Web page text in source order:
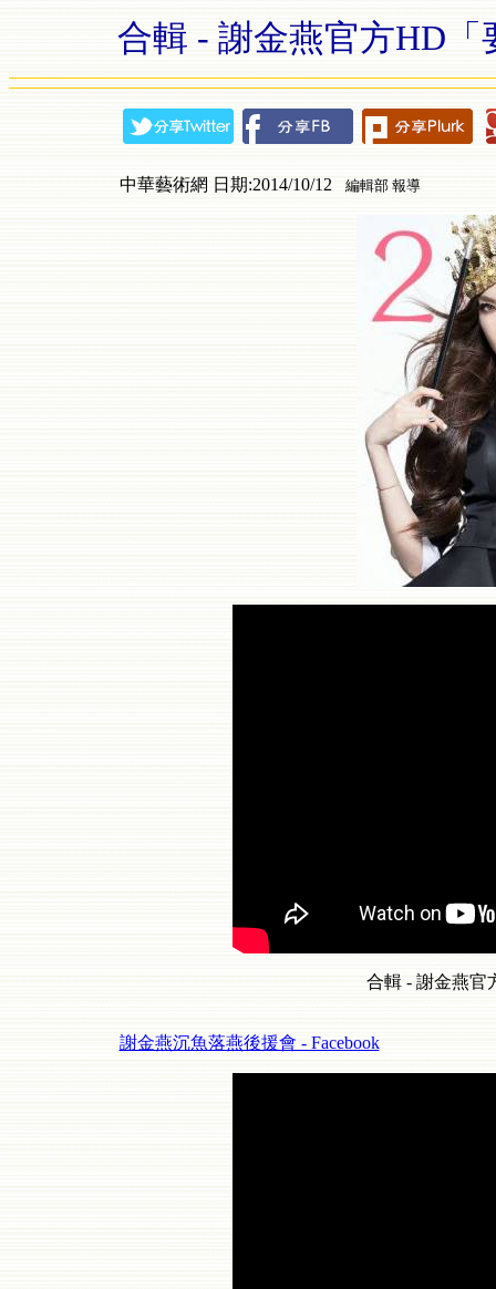
合輯 - 謝金燕官方HD「
中華藝術網 日期:2014/10/12 編輯部 報導
合輯 - 謝金燕官
謝金燕沉魚落燕後援會 - Facebook